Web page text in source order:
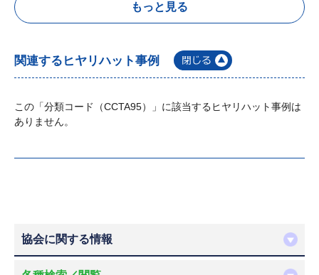
もっと見る
関連するヒヤリハット事例
この「分類コード（CCTA95）」に該当するヒヤリハット事例は
ありません。
協会に関する情報